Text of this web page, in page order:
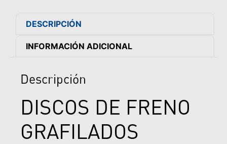
DESCRIPCIÓN
INFORMACIÓN ADICIONAL
Descripción
DISCOS DE FRENO
GRAFILADOS